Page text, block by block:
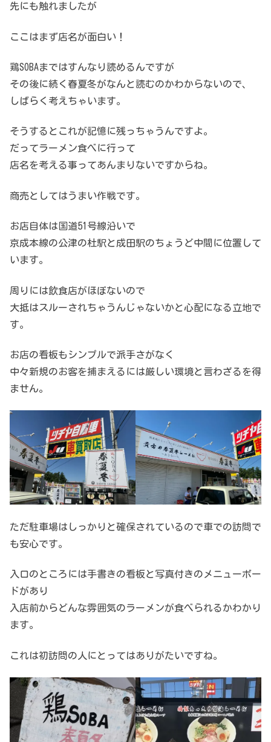
先にも触れましたが
ここはまず店名が面白い！
鶏SOBAまではすんなり読めるんですが
その後に続く春夏冬がなんと読むのかわからないので、
しばらく考えちゃいます。
そうするとこれが記憶に残っちゃうんですよ。
だってラーメン食べに行って
店名を考える事ってあんまりないですからね。
商売としてはうまい作戦です。
お店自体は国道51号線沿いで
京成本線の公津の杜駅と成田駅のちょうど中間に位置して
います。
周りには飲食店がほぼないので
大抵はスルーされちゃうんじゃないかと心配になる立地で
す。
お店の看板もシンプルで派手さがなく
中々新規のお客を捕まえるには厳しい環境と言わざるを得
ません。
ただ駐車場はしっかりと確保されているので車での訪問で
も安心です。
入口のところには手書きの看板と写真付きのメニューボー
ドがあり
入店前からどんな雰囲気のラーメンが食べられるかわかり
ます。
これは初訪問の人にとってはありがたいですね。